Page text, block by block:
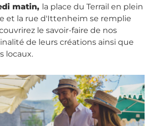
matin, la place du Terrail en plein
et la rue d'Ittenheim se remplie
le savoir-faire de nos
de leurs créations ainsi que
locaux.